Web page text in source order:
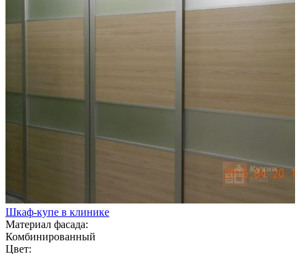
Шкаф-купе в клинике
Материал фасада:
Комбинированный
Цвет: